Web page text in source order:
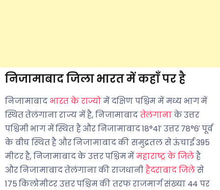
निजामाबाद जिला भारत में कहाँ पर है
निजामाबाद भारत के राज्योमें दक्षिण पश्चिम में मध्य भाग में
स्थित तेलंगाना राज्य में है, निजामाबादतेलंगानाके उत्तर
पश्चिमी भाग में स्थित है और निजामाबाद 18°41′ उत्तर 78°6′ पूर्व
के बीच स्थित है और निजामाबाद की समुद्रतल से ऊंचाई 395
मीटर है, निजामाबाद के उत्तर पश्चिम मेंमहाराष्ट्र के जिलेहै
और निजामाबाद तेलंगाना की राजधानीहैदराबाद जिलेसे
175 किलोमीटर उत्तर पश्चिम की तरफ राजमार्ग संख्या 44 पर